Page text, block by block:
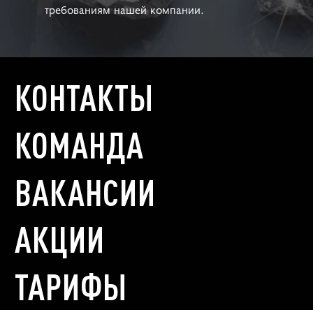
требованиям нашей компании.
КОНТАКТЫ
КОМАНДА
ВАКАНСИИ
АКЦИИ
ТАРИФЫ